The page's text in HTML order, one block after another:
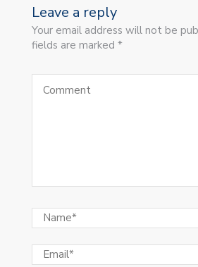
Leave a reply
Your email address will not be
fields are marked *